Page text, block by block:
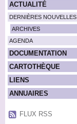
ACTUALITÉ
DERNIÈRES NOUVELLES
ARCHIVES
AGENDA
DOCUMENTATION
CARTOTHÈQUE
LIENS
ANNUAIRES
FLUX RSS